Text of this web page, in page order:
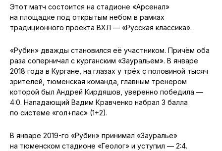
Этот матч состоится на стадионе «Арсенал»
на площадке под открытым небом в рамках
традиционного проекта ВХЛ — «Русская классика».
«Рубин» дважды становился её участником. Причём оба
раза соперничал с курганским «Зауральем». В январе
2018 года в Кургане, на глазах у трёх с половиной тысяч
зрителей, тюменская команда, главным тренером
которой был Андрей Кирдяшов, уверенно победила —
4:0. Нападающий Вадим Кравченко набрал 3 балла
по системе «гол+пас» (1+2).
В январе 2019-го «Рубин» принимал «Зауралье»
на тюменском стадионе «Геолог» и уступил — 2:4.